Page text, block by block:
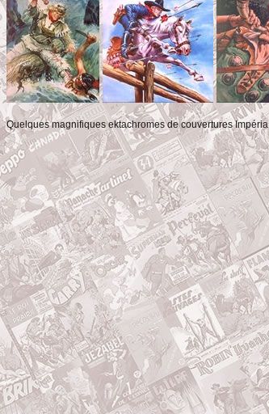
Quelques magnifiques ektachromes de couvertures Impéria